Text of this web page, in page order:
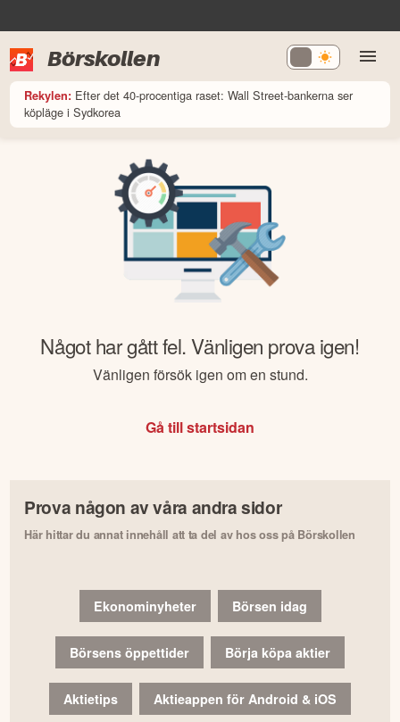
Börskollen
Rekylen: Efter det 40-procentiga raset: Wall Street-bankerna ser
köpläge i Sydkorea
Något har gått fel. Vänligen prova igen!
Vänligen försök igen om en stund.
Gå till startsidan
Prova någon av våra andra sidor
Här hittar du annat innehåll att ta del av hos oss på Börskollen
Ekonominyheter Börsen idag
Börsens öppettider Börja köpa aktier
Aktietips Aktieappen för Android & iOS